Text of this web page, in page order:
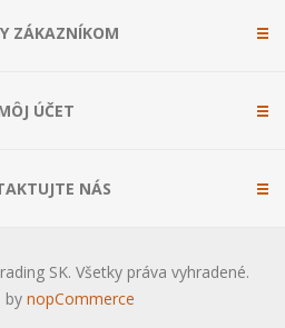
ZÁKAZNÍKOM
ÚČET
NÁS
SK. Všetky práva vyhradené.
by nopCommerce